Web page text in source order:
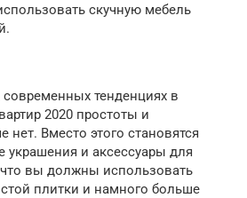
скучную мебель
современных тенденциях в
2020 простоты и
Вместо этого становятся
и аксессуары для
что вы должны использовать
плитки и намного больше